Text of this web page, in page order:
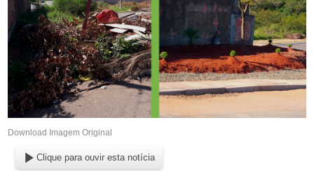
Download Imagem Original
Clique para ouvir esta notícia